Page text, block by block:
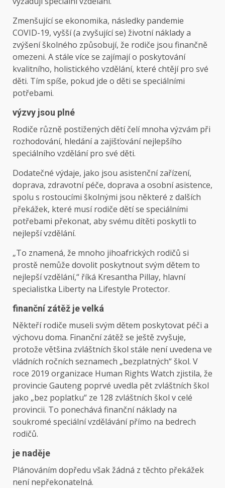
Zmenšující se ekonomika, následky pandemie
COVID-19, vyšší (a zvyšující se) životní náklady a
zvýšení školného způsobují, že rodiče jsou finančně
omezeni. A stále více se zajímají o poskytování
kvalitního, holistického vzdělání, které chtějí pro své
děti. Tím spíše, pokud jde o děti se speciálními
potřebami.
výzvy jsou plné
Rodiče různě postižených dětí čelí mnoha výzvám při
rozhodování, hledání a zajišťování nejlepšího
speciálního vzdělání pro své děti.
Dodatečné výdaje, jako jsou asistenční zařízení,
doprava, zdravotní péče, doprava a osobní asistence,
spolu s rostoucími školnými jsou některé z dalších
překážek, které musí rodiče dětí se speciálními
potřebami překonat, aby svému dítěti poskytli to
nejlepší vzdělání.
„To znamená, že mnoho jihoafrických rodičů si
prostě nemůže dovolit poskytnout svým dětem to
nejlepší vzdělání,“ říká Kresantha Pillay, hlavní
specialistka Liberty na Lifestyle Protector.
finanční zátěž je velká
Někteří rodiče museli svým dětem poskytovat péči a
výchovu doma. Finanční zátěž se ještě zvyšuje,
protože většina zvláštních škol stále není uvedena ve
vládních ročních seznamech „bezplatných“ škol. V
roce 2019 organizace Human Rights Watch zjistila, že
provincie Gauteng poprvé uvedla pět zvláštních škol
jako „bez poplatku“ ze 128 zvláštních škol v celé
provincii. To ponechává finanční náklady na
soukromé speciální vzdělávání přímo na bedrech
rodičů.
je naděje
Plánováním dopředu však žádná z těchto překážek
není nepřekonatelná.